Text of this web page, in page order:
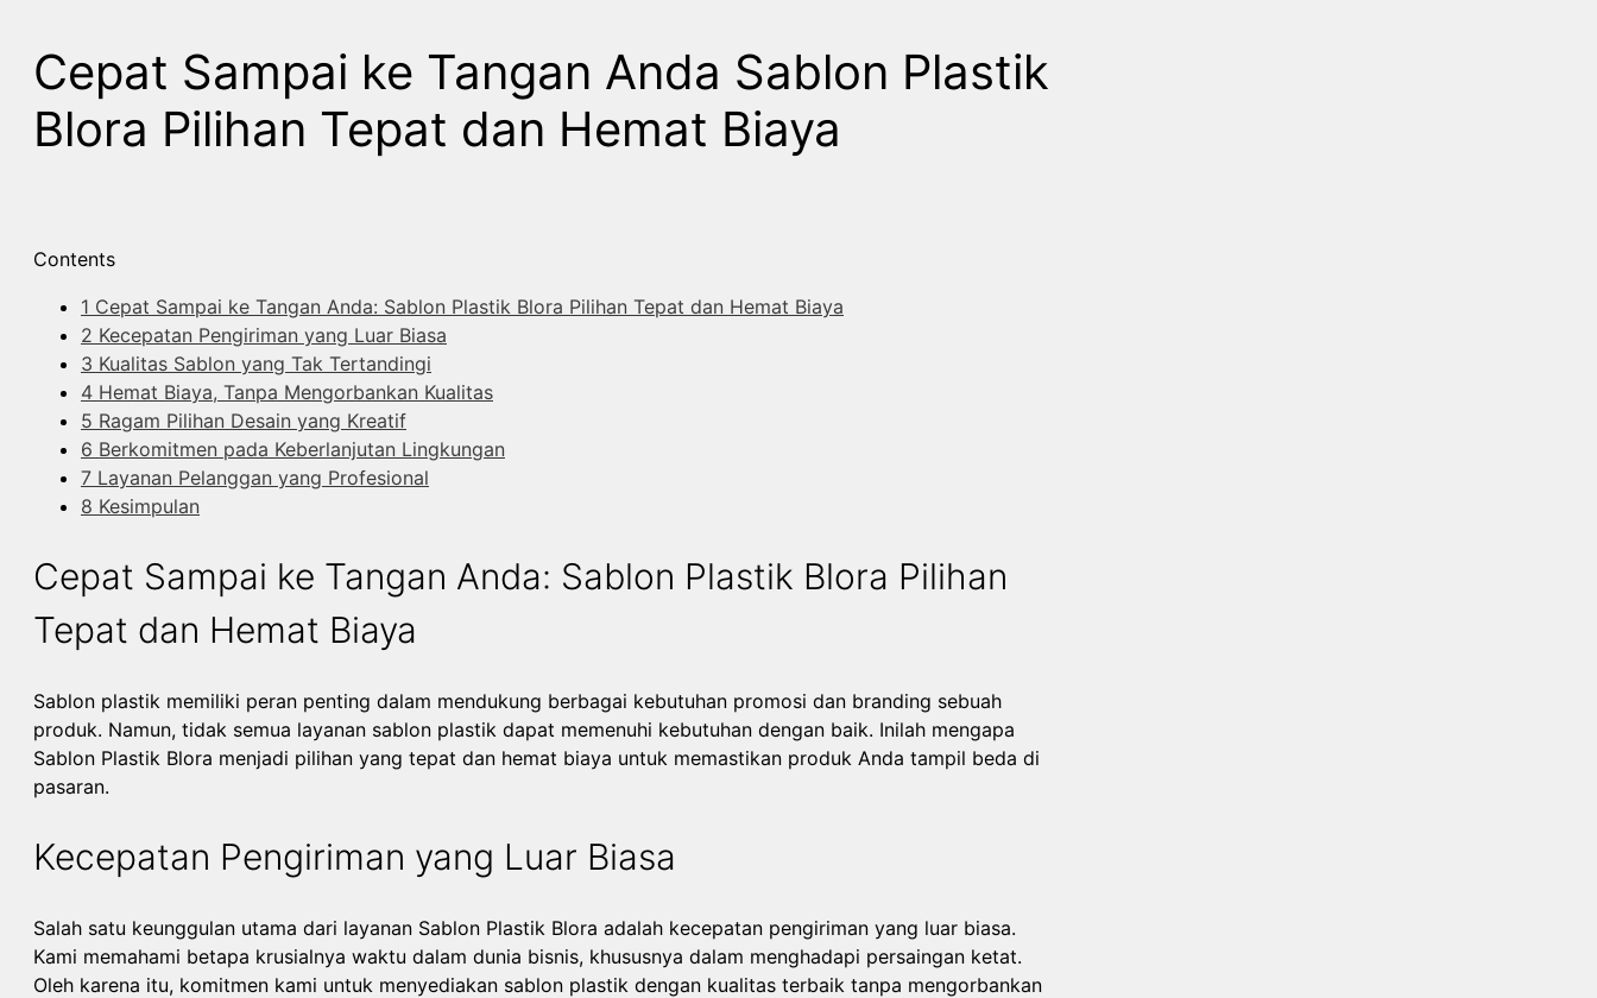
Cepat Sampai ke Tangan Anda Sablon Plastik
Blora Pilihan Tepat dan Hemat Biaya
Contents
1 Cepat Sampai ke Tangan Anda: Sablon Plastik Blora Pilihan Tepat dan Hemat Biaya
2 Kecepatan Pengiriman yang Luar Biasa
3 Kualitas Sablon yang Tak Tertandingi
4 Hemat Biaya, Tanpa Mengorbankan Kualitas
5 Ragam Pilihan Desain yang Kreatif
6 Berkomitmen pada Keberlanjutan Lingkungan
7 Layanan Pelanggan yang Profesional
8 Kesimpulan
Cepat Sampai ke Tangan Anda: Sablon Plastik Blora Pilihan
Tepat dan Hemat Biaya
Sablon plastik memiliki peran penting dalam mendukung berbagai kebutuhan promosi dan branding sebuah
produk. Namun, tidak semua layanan sablon plastik dapat memenuhi kebutuhan dengan baik. Inilah mengapa
Sablon Plastik Blora menjadi pilihan yang tepat dan hemat biaya untuk memastikan produk Anda tampil beda di
pasaran.
Kecepatan Pengiriman yang Luar Biasa
Salah satu keunggulan utama dari layanan Sablon Plastik Blora adalah kecepatan pengiriman yang luar biasa.
Kami memahami betapa krusialnya waktu dalam dunia bisnis, khususnya dalam menghadapi persaingan ketat.
Oleh karena itu, komitmen kami untuk menyediakan sablon plastik dengan kualitas terbaik tanpa mengorbankan